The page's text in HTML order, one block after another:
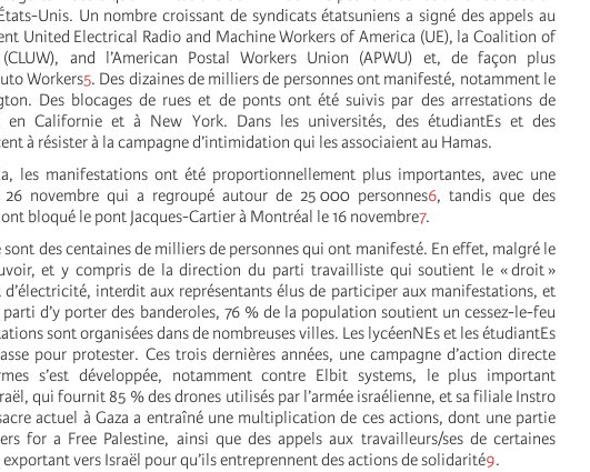
Unis. Un nombre croissant de syndicats étatsuniens a signé des appels au
United Electrical Radio and Machine Workers of America (UE), la Coalition of
and l’American Postal Workers Union (APWU) et, de façon plus
Workers5. Des dizaines de milliers de personnes ont manifesté, notamment le
Des blocages de rues et de ponts ont été suivis par des arrestations de
en Californie et à New York. Dans les universités, des étudiantEs et des
à résister à la campagne d’intimidation qui les associaient au Hamas.
les manifestations ont été proportionnellement plus importantes, avec une
novembre qui a regroupé autour de 25 000 personnes6, tandis que des
bloqué le pont Jacques-Cartier à Montréal le 16 novembre7.
sont des centaines de milliers de personnes qui ont manifesté. En effet, malgré le
et y compris de la direction du parti travailliste qui soutient le « droit »
d’électricité, interdit aux représentants élus de participer aux manifestations, et
d’y porter des banderoles, 76 % de la population soutient un cessez-le-feu
sont organisées dans de nombreuses villes. Les lycéenNEs et les étudiantEs
pour protester. Ces trois dernières années, une campagne d’action directe
s’est développée, notamment contre Elbit systems, le plus important
qui fournit 85 % des drones utilisés par l’armée israélienne, et sa filiale Instro
actuel à Gaza a entraîné une multiplication de ces actions, dont une partie
for a Free Palestine, ainsi que des appels aux travailleurs/ses de certaines
vers Israël pour qu’ils entreprennent des actions de solidarité9.